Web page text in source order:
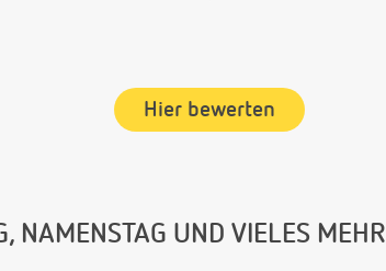
Hier bewerten
NAMENSTAG UND VIELES MEHR